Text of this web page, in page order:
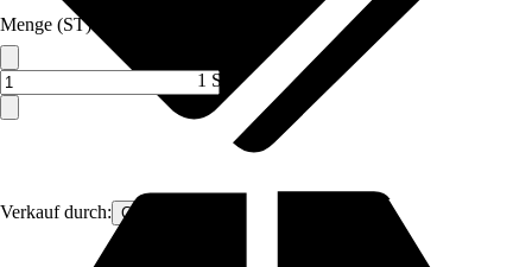
Verkauf durch: Consuware
Menge (ST)
1 ST